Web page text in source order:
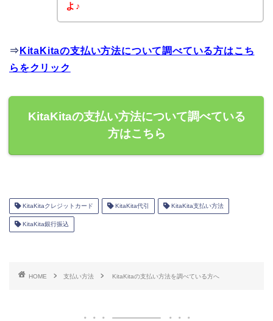
よ♪
⇒ KitaKitaの支払い方法について調べている方はこち
らをクリック
KitaKitaの支払い方法について調べている
方はこちら
KitaKitaクレジットカード KitaKita代引 KitaKita支払い方法
KitaKita銀行振込
HOME 支払い方法 KitaKitaの支払い方法を調べている方へ